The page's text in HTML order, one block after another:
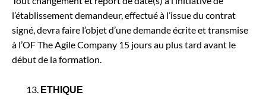
l’établissement demandeur, effectué à l’issue du contrat
signé, devra faire l’objet d’une demande écrite et transmise
à l’OF The Agile Company 15 jours au plus tard avant le
début de la formation.
ETHIQUE